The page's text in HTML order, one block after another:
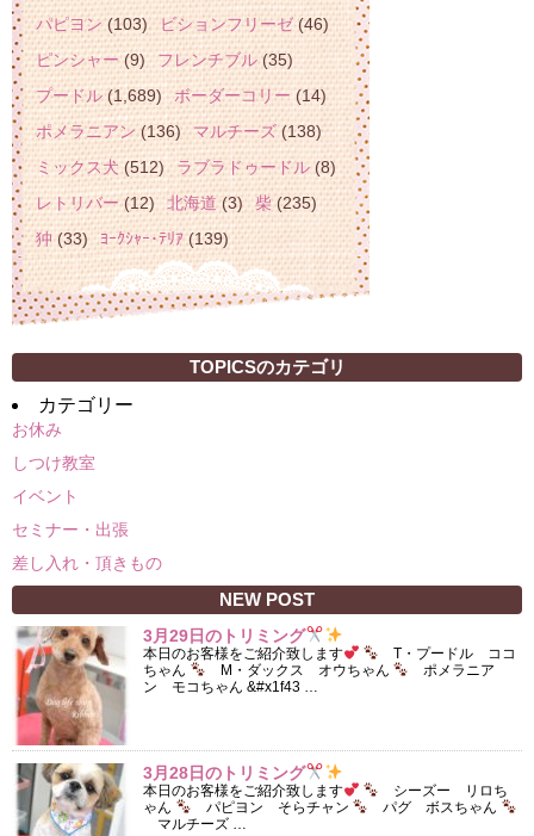
パピヨン(103) ビションフリーゼ(46)
ピンシャー(9) フレンチブル(35)
プードル(1,689) ボーダーコリー(14)
ポメラニアン(136) マルチーズ(138)
ミックス犬(512) ラブラドゥードル(8)
レトリバー(12) 北海道(3) 柴(235)
狆(33) ﾖｰｸｼｬｰ･ﾃﾘｱ(139)
TOPICSのカテゴリ
カテゴリー
お休み
しつけ教室
イベント
セミナー・出張
差し入れ・頂きもの
NEW POST
3月29日のトリミング
本日のお客様をご紹介致します
T・プードル ココ
ちゃん
M・ダックス オウちゃん
ポメラニア
ン モコちゃん &#x1f43 …
3月28日のトリミング
本日のお客様をご紹介致します
シーズー リロち
ゃん
パピヨン そらチャン
パグ ボスちゃん
マルチーズ …